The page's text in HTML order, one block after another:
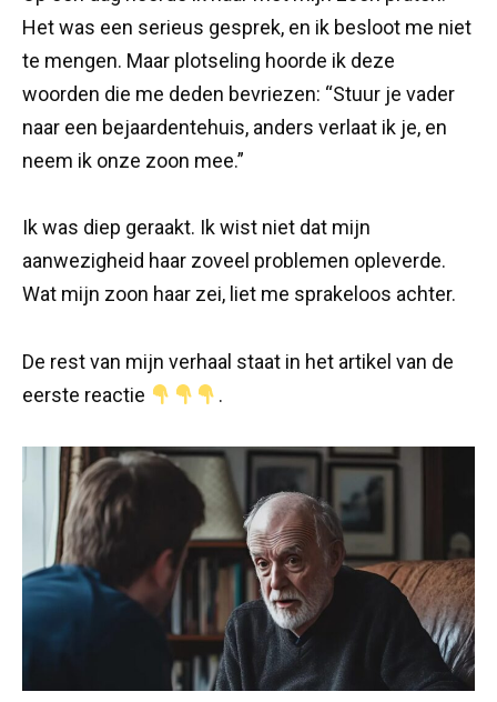
Het was een serieus gesprek, en ik besloot me niet
te mengen. Maar plotseling hoorde ik deze
woorden die me deden bevriezen: “Stuur je vader
naar een bejaardentehuis, anders verlaat ik je, en
neem ik onze zoon mee.”
Ik was diep geraakt. Ik wist niet dat mijn
aanwezigheid haar zoveel problemen opleverde.
Wat mijn zoon haar zei, liet me sprakeloos achter.
De rest van mijn verhaal staat in het artikel van de
eerste reactie
.